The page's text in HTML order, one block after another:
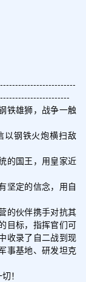
铁雄狮，战争一触
以钢铁火炮横扫敌
的国王，用皇家近
坚定的信念，用自
的伙伴携手对抗其
目标，指挥官们可
收录了自二战到现
事基地、研发坦克
！